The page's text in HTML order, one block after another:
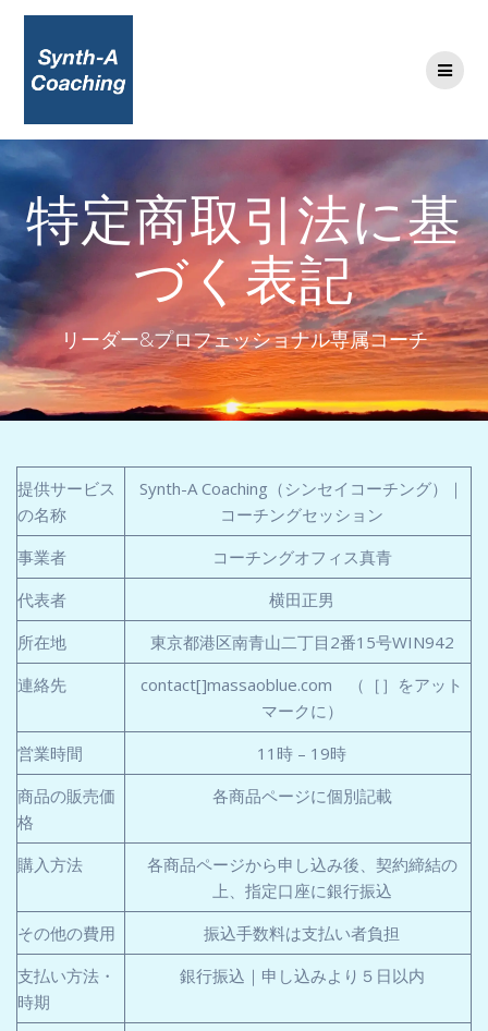
ッ
プ
特定商取引法に基
づく表記
リーダー&プロフェッショナル専属コーチ
提供サービス
の名称
Synth-A Coaching（シンセイコーチング）｜
コーチングセッション
事業者
コーチングオフィス真青
代表者
横田正男
所在地
東京都港区南青山二丁目2番15号WIN942
連絡先
contact[]massaoblue.com （［］をアット
マークに）
営業時間
11時 – 19時
商品の販売価
格
各商品ページに個別記載
購入方法
各商品ページから申し込み後、契約締結の
上、指定口座に銀行振込
その他の費用
振込手数料は支払い者負担
支払い方法・
時期
銀行振込｜申し込みより５日以内